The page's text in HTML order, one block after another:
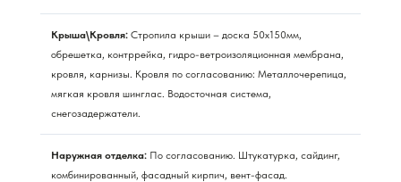
Крыша\Кровля: Стропила крыши – доска 50х150мм,
обрешетка, контррейка, гидро-ветроизоляционная мембрана,
кровля, карнизы. Кровля по согласованию: Металлочерепица,
мягкая кровля шинглас. Водосточная система,
снегозадержатели.
Наружная отделка: По согласованию. Штукатурка, сайдинг,
комбинированный, фасадный кирпич, вент-фасад.